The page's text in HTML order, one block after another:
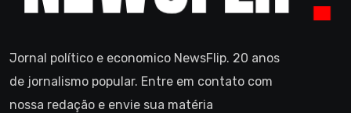
Jornal político e economico NewsFlip. 20 anos
de jornalismo popular. Entre em contato com
nossa redação e envie sua matéria